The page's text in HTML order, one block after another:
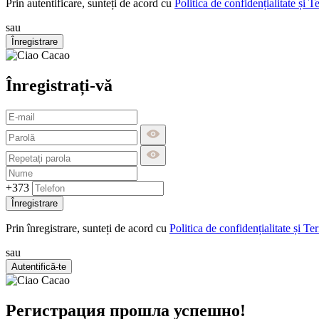
Prin autentificare, sunteți de acord cu Politica de confidențialitate și
sau
Înregistrare
Înregistrați-vă
+373
Înregistrare
Prin înregistrare, sunteți de acord cu Politica de confidențialitate și
sau
Autentifică-te
Регистрация прошла успешно!